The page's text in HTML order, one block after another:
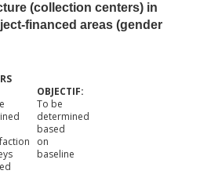
(collection centers) in
financed areas (gender
To be
determined
based
on
baseline